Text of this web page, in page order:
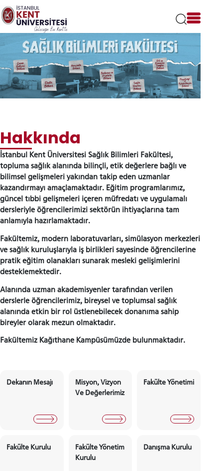
Lütfen
dikkat:
Bu
web
sitesi
erişilebilirlik
sistemi
içerir.
Hakkında
İstanbul Kent Üniversitesi Sağlık Bilimleri Fakültesi,
topluma sağlık alanında bilinçli, etik değerlere bağlı ve
bilimsel gelişmeleri yakından takip eden uzmanlar
kazandırmayı amaçlamaktadır. Eğitim programlarımız,
güncel tıbbi gelişmeleri içeren müfredatı ve uygulamalı
dersleriyle öğrencilerimizi sektörün ihtiyaçlarına tam
anlamıyla hazırlamaktadır.
Fakültemiz, modern laboratuvarları, simülasyon merkezleri
ve sağlık kuruluşlarıyla iş birlikleri sayesinde öğrencilerine
pratik eğitim olanakları sunarak mesleki gelişimlerini
desteklemektedir.
Alanında uzman akademisyenler tarafından verilen
derslerle öğrencilerimiz, bireysel ve toplumsal sağlık
alanında etkin bir rol üstlenebilecek donanıma sahip
bireyler olarak mezun olmaktadır.
Fakültemiz Kağıthane Kampüsümüzde bulunmaktadır.